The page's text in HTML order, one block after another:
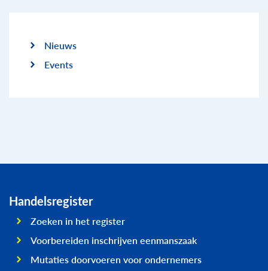
Nieuws
Events
Handelsregister
Zoeken in het register
Voorbereiden inschrijven eenmanszaak
Mutaties doorvoeren voor ondernemers